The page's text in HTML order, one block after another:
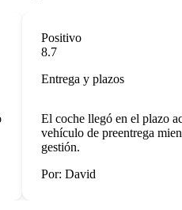
Positivo
8.7
Entrega y plazos
El coche llegó en el plazo
vehículo de preentrega
gestión.
Por: David